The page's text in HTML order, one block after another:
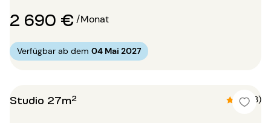
2 690 €/Monat
Verfügbar ab dem 04 Mai 2027
Studio 27m² 4.7 (3)